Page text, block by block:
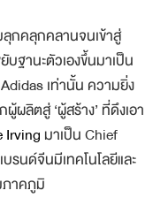
กคลุกคลานจนเข้าสู่
ฐานะตัวเองขึ้นมาเป็น
Adidas เท่านั้น ความยิ่ง
ผลิตสู่ ‘ผู้สร้าง’ ที่ดึงเอา
Irving มาเป็น Chief
รนด์จีนมีเทคโนโลยีและ
ภาคภูมิ